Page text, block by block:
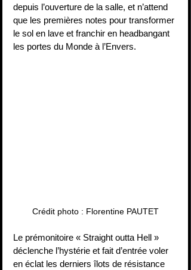
depuis l’ouverture de la salle, et n’attend
que les premières notes pour transformer
le sol en lave et franchir en headbangant
les portes du Monde à l’Envers.
Crédit photo : Florentine PAUTET
Le prémonitoire « Straight outta Hell »
déclenche l’hystérie et fait d’entrée voler
en éclat les derniers îlots de résistance